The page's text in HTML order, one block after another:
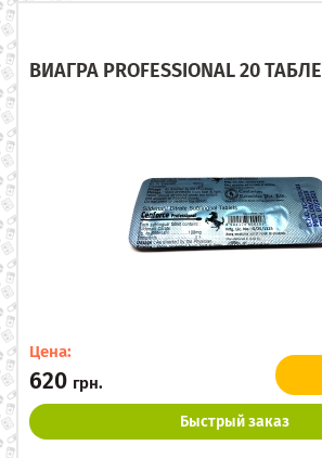
ВИАГРА PROFESSIONAL 20
Цена:
620 грн.
Быстрый заказ